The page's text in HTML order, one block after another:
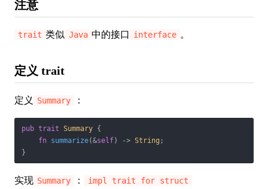
注意
trait 类似 Java 中的接口 interface 。
定义 trait
定义 Summary ：
pub trait Summary {
fn summarize(&self) -> String ;
}
实现 Summary ： impl trait for struct